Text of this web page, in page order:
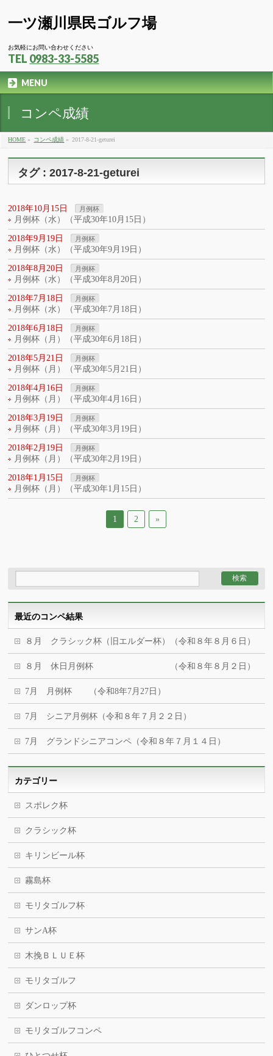
一ツ瀬川県民ゴルフ場
お気軽にお問い合わせください
TEL 0983-33-5585
MENU
コンペ成績
HOME » コンペ成績 » 2017-8-21-geturei
タグ : 2017-8-21-geturei
2018年10月15日 月例杯
月例杯（水）（平成30年10月15日）
2018年9月19日 月例杯
月例杯（水）（平成30年9月19日）
2018年8月20日 月例杯
月例杯（水）（平成30年8月20日）
2018年7月18日 月例杯
月例杯（水）（平成30年7月18日）
2018年6月18日 月例杯
月例杯（月）（平成30年6月18日）
2018年5月21日 月例杯
月例杯（月）（平成30年5月21日）
2018年4月16日 月例杯
月例杯（月）（平成30年4月16日）
2018年3月19日 月例杯
月例杯（月）（平成30年3月19日）
2018年2月19日 月例杯
月例杯（月）（平成30年2月19日）
2018年1月15日 月例杯
月例杯（月）（平成30年1月15日）
1 2 »
最近のコンペ結果
８月 クラシック杯（旧エルダー杯）（令和８年８月６日）
８月 休日月例杯 （令和８年８月２日）
7月 月例杯 （令和8年7月27日）
7月 シニア月例杯（令和８年７月２２日）
7月 グランドシニアコンペ（令和８年７月１４日）
カテゴリー
スポレク杯
クラシック杯
キリンビール杯
霧島杯
モリタゴルフ杯
サンA杯
木挽ＢＬＵＥ杯
モリタゴルフ
ダンロップ杯
モリタゴルフコンペ